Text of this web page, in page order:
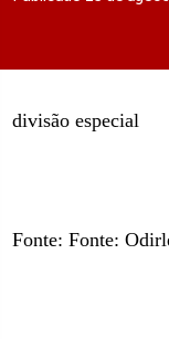
divisão especial
Fonte: Fonte: